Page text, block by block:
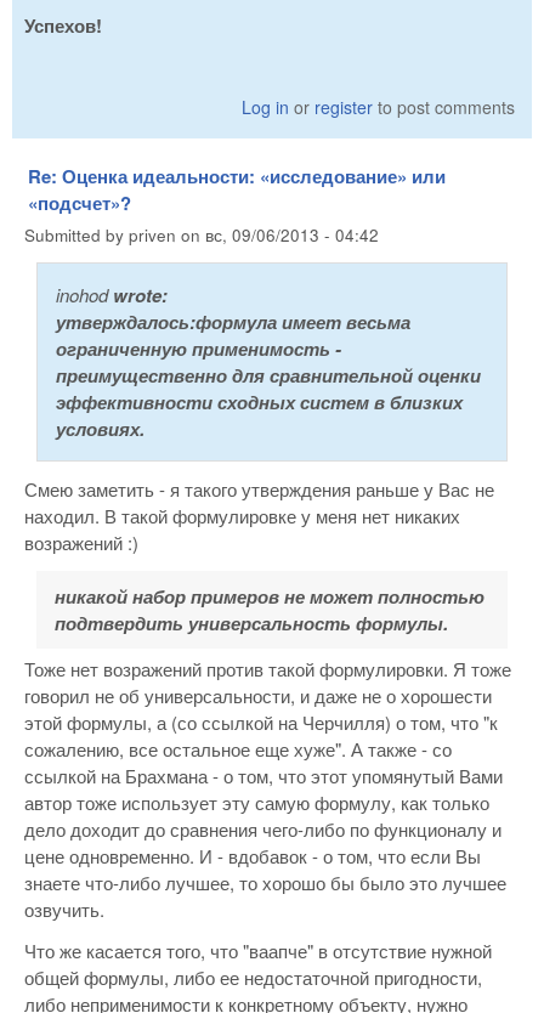
Успехов!
Log in or register to post comments
Re: Оценка идеальности: «исследование» или
«подсчет»?
Submitted by priven on вс, 09/06/2013 - 04:42
inohodwrote:
утверждалось:формула имеет весьма
ограниченную применимость -
преимущественно для сравнительной оценки
эффективности сходных систем в близких
условиях.
Смею заметить - я такого утверждения раньше у Вас не
находил. В такой формулировке у меня нет никаких
возражений :)
никакой набор примеров не может полностью
подтвердить универсальность формулы.
Тоже нет возражений против такой формулировки. Я тоже
говорил не об универсальности, и даже не о хорошести
этой формулы, а (со ссылкой на Черчилля) о том, что "к
сожалению, все остальное еще хуже". А также - со
ссылкой на Брахмана - о том, что этот упомянутый Вами
автор тоже использует эту самую формулу, как только
дело доходит до сравнения чего-либо по функционалу и
цене одновременно. И - вдобавок - о том, что если Вы
знаете что-либо лучшее, то хорошо бы было это лучшее
озвучить.
Что же касается того, что "ваапче" в отсутствие нужной
общей формулы, либо ее недостаточной пригодности,
либо неприменимости к конкретному объекту, нужно